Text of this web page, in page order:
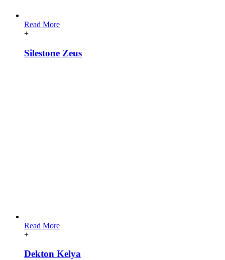
Read More
+
Silestone Zeus
Read More
+
Dekton Kelya